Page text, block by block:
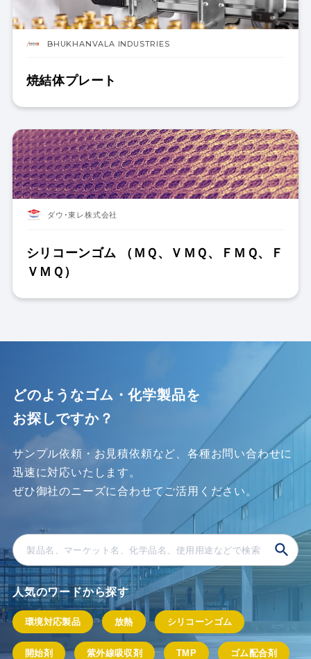
BHUKHANVALA INDUSTRIES
焼結体プレート
ダウ･東レ株式会社
シリコーンゴム （ＭＱ、ＶＭＱ、ＦＭＱ、Ｆ
ＶＭＱ）
どのようなゴム・化学製品を
お探しですか？
サンプル依頼・お見積依頼など、各種お問い合わせに
迅速に対応いたします。
ぜひ御社のニーズに合わせてご活⽤ください。
人気のワードから探す
環境対応製品 放熱 シリコーンゴム
開始剤 紫外線吸収剤 TMP ゴム配合剤